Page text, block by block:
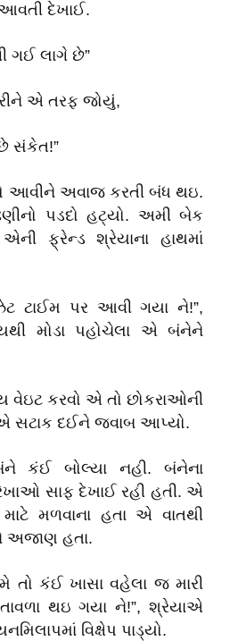
આવતી દેખાઈ.
ગઈ લાગે છે”
એ તરફ જોયું,
સંકેત!”
આવીને અવાજ કરતી બંધ થઇ.
પડદો હટ્યો. અમી બેક
ફ્રેન્ડ શ્રેયાના હાથમાં
ટાઈમ પર આવી ગયા ને!”,
મોડા પહોચેલા એ બંનેને
કરવો એ તો છોકરાઓની
સટાક દઈને જવાબ આપ્યો.
બોલ્યા નહી. બંનેના
સાફ દેખાઈ રહી હતી. એ
મળવાના હતા એ વાતથી
અજાણ હતા.
તો કંઈ ખાસા વહેલા જ મારી
થઇ ગયા ને!”, શ્રેયાએ
વિક્ષેપ પાડ્યો.